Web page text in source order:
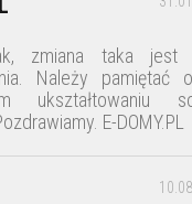
zmiana taka jest
Należy pamiętać
ukształtowaniu
E-DOMY.PL